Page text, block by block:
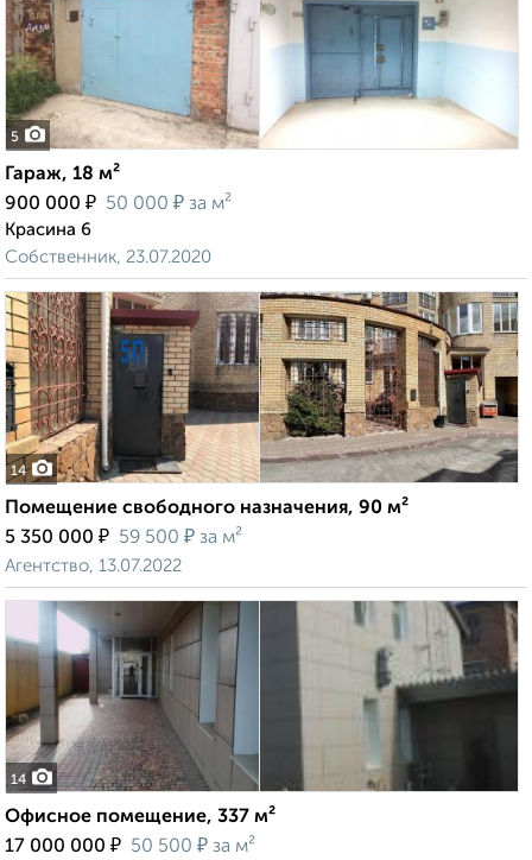
5
Гараж, 18 м²
900 000 ₽ 50 000 ₽ за м²
Красина 6
Собственник, 23.07.2020
14
Помещение свободного назначения, 90 м²
5 350 000 ₽ 59 500 ₽ за м²
Агентство, 13.07.2022
14
Офисное помещение, 337 м²
17 000 000 ₽ 50 500 ₽ за м²